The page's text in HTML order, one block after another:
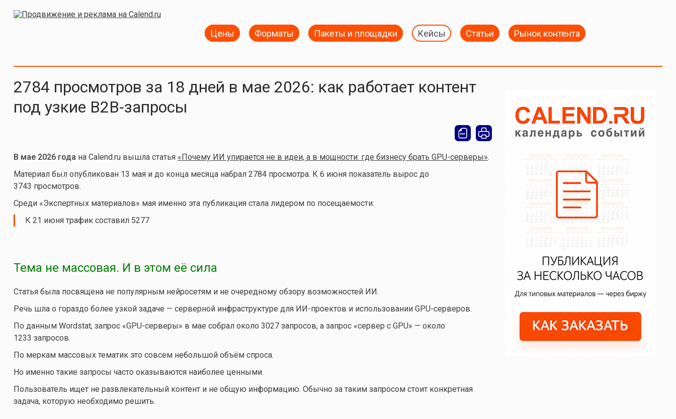
Цены Форматы Пакеты и площадки Кейсы Статьи Рынок контента
2784 просмотров за 18 дней в мае 2026: как работает контент
под узкие B2B-запросы
В мае 2026 года на Calend.ru вышла статья «Почему ИИ упирается не в идеи, а в мощности: где бизнесу брать GPU-серверы».
Материал был опубликован 13 мая и до конца месяца набрал 2784 просмотра. К 6 июня показатель вырос до
3743 просмотров.
Среди «Экспертных материалов» мая именно эта публикация стала лидером по посещаемости.
К 21 июня трафик составил 5277
Тема не массовая. И в этом её сила
Статья была посвящена не популярным нейросетям и не очередному обзору возможностей ИИ.
Речь шла о гораздо более узкой задаче — серверной инфраструктуре для ИИ-проектов и использовании GPU-серверов.
По данным Wordstat, запрос «GPU-серверы» в мае собрал около 3027 запросов, а запрос «сервер с GPU» — около
1233 запросов.
По меркам массовых тематик это совсем небольшой объём спроса.
Но именно такие запросы часто оказываются наиболее ценными.
Пользователь ищет не развлекательный контент и не общую информацию. Обычно за таким запросом стоит конкретная
задача, которую необходимо решить.